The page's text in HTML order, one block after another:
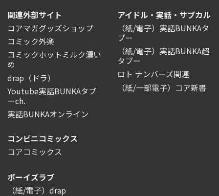
関連外部サイト
コアマガグッズショップ
コミック外楽
コミックホットミルク濃い
め
drap（ドラ）
Youtube実話BUNKAタブ
ーch.
実話BUNKAオンライン
アイドル・実話・サブカル
（紙/電子）実話BUNKAタ
ブー
（紙/電子）実話BUNKA超
タブー
ロト ナンバーズ関連
（紙/一部電子）コア新書
コンビニコミックス
コアコミックス
ボーイズラブ
（紙/電子）drap